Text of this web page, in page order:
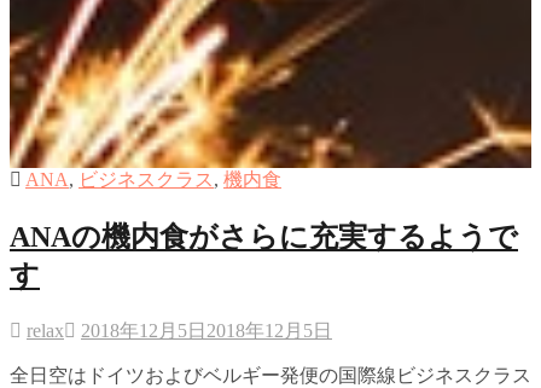
ANA, ビジネスクラス , 機内食
ANAの機内食がさらに充実するようで
す
relax 2018年12月5日 2018年12月5日
全日空はドイツおよびベルギー発便の国際線ビジネスクラス